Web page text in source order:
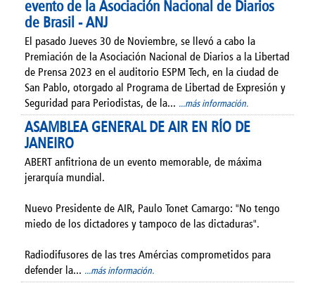
evento de la Asociación Nacional de Diarios
de Brasil - ANJ
El pasado Jueves 30 de Noviembre, se llevó a cabo la
Premiación de la Asociación Nacional de Diarios a la Libertad
de Prensa 2023 en el auditorio ESPM Tech, en la ciudad de
San Pablo, otorgado al Programa de Libertad de Expresión y
Seguridad para Periodistas, de la... ...más información.
ASAMBLEA GENERAL DE AIR EN RÍO DE
JANEIRO
ABERT anfitriona de un evento memorable, de máxima
jerarquía mundial.
Nuevo Presidente de AIR, Paulo Tonet Camargo: "No tengo
miedo de los dictadores y tampoco de las dictaduras".
Radiodifusores de las tres Amércias comprometidos para
defender la... ...más información.